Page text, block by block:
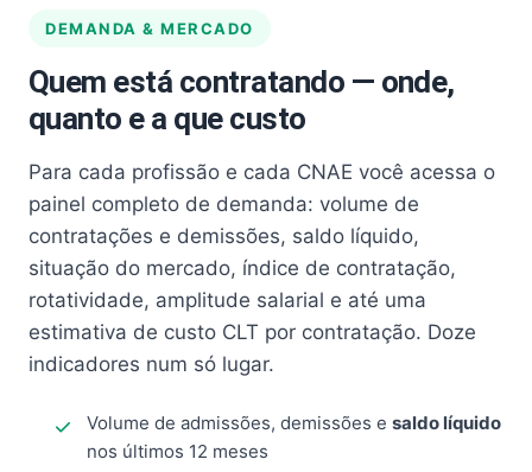
DEMANDA & MERCADO
Quem está contratando — onde,
quanto e a que custo
Para cada profissão e cada CNAE você acessa o
painel completo de demanda: volume de
contratações e demissões, saldo líquido,
situação do mercado, índice de contratação,
rotatividade, amplitude salarial e até uma
estimativa de custo CLT por contratação. Doze
indicadores num só lugar.
Volume de admissões, demissões e saldo líquido
nos últimos 12 meses